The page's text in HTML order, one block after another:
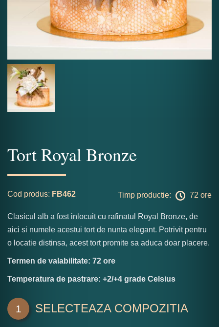
Tort Royal Bronze
Cod produs: FB462 Timp productie: 72 ore
Clasicul alb a fost inlocuit cu rafinatul Royal Bronze, de
aici si numele acestui tort de nunta elegant. Potrivit pentru
o locatie distinsa, acest tort promite sa aduca doar placere.
Termen de valabilitate: 72 ore
Temperatura de pastrare: +2/+4 grade Celsius
1 SELECTEAZA COMPOZITIA